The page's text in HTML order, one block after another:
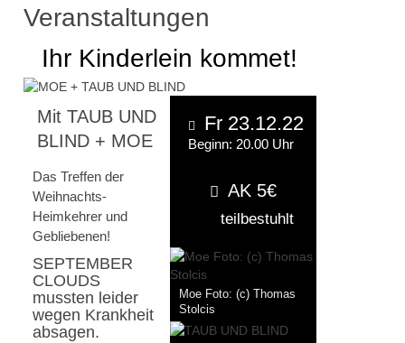
Veranstaltungen
Ihr Kinderlein kommet!
Mit TAUB UND
BLIND + MOE
Das Treffen der
Weihnachts-
Heimkehrer und
Gebliebenen!
SEPTEMBER
CLOUDS
mussten leider
wegen Krankheit
absagen.
Fr 23.12.22
Beginn: 20.00 Uhr
AK 5€
teilbestuhlt
Moe Foto: (c) Thomas
Stolcis